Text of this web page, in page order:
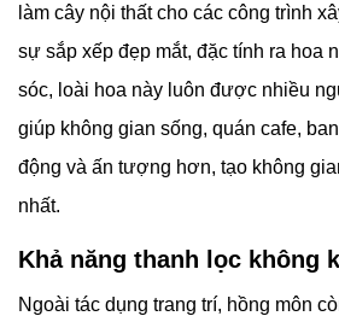
làm cây nội thất cho các công trình
sự sắp xếp đẹp mắt, đặc tính ra hoa
sóc, loài hoa này luôn được nhiều
giúp không gian sống, quán cafe,
động và ấn tượng hơn, tạo không
nhất.
Khả năng thanh lọc không
Ngoài tác dụng trang trí, hồng môn